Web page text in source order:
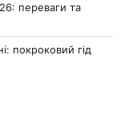
переваги та
покроковий гід